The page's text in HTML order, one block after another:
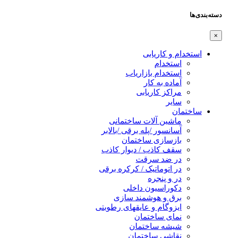
دسته‌بندی‌ها
×
استخدام و کاریابی
استخدام
استخدام بازاریاب
آماده به کار
مراکز کاریابی
سایر
ساختمان
ماشین آلات ساختمانی
آسانسور /پله برقی /بالابر
بازسازی ساختمان
سقف کاذب / دیوار کاذب
در ضد سرقت
در اتوماتیک / کرکره برقی
در و پنجره
دکوراسیون داخلی
برق و هوشمند سازی
ایزوگام و عایقهای رطوبتی
نمای ساختمان
شیشه ساختمان
نقاشی ساختمان